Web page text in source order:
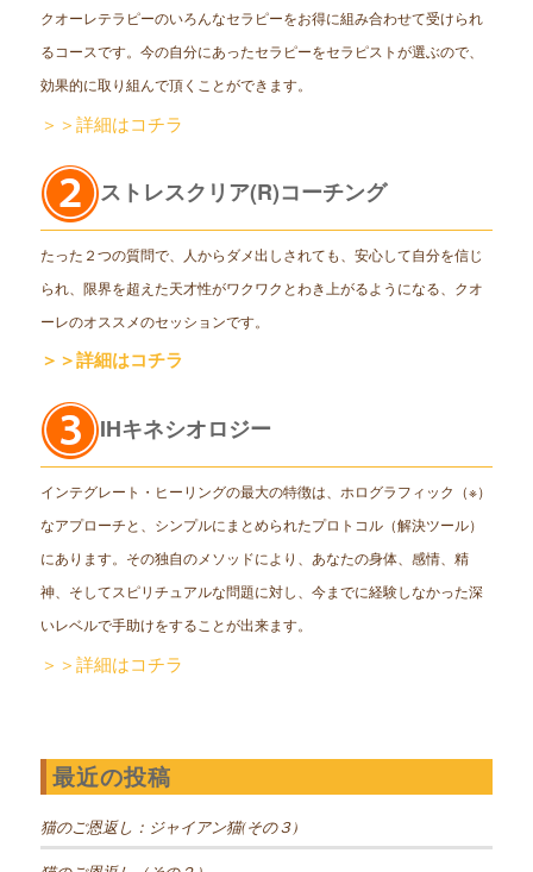
クオーレテラピーのいろんなセラピーをお得に組み合わせて受けられ
るコースです。今の自分にあったセラピーをセラピストが選ぶので、
効果的に取り組んで頂くことができます。
＞＞詳細はコチラ
ストレスクリア(R)コーチング
たった２つの質問で、人からダメ出しされても、安心して自分を信じ
られ、限界を超えた天才性がワクワクとわき上がるようになる、クオ
ーレのオススメのセッションです。
＞＞詳細はコチラ
IHキネシオロジー
インテグレート・ヒーリングの最大の特徴は、ホログラフィック（※）
なアプローチと、シンプルにまとめられたプロトコル（解決ツール）
にあります。その独自のメソッドにより、あなたの身体、感情、精
神、そしてスピリチュアルな問題に対し、今までに経験しなかった深
いレベルで手助けをすることが出来ます。
＞＞詳細はコチラ
最近の投稿
猫のご恩返し：ジャイアン猫(その３)